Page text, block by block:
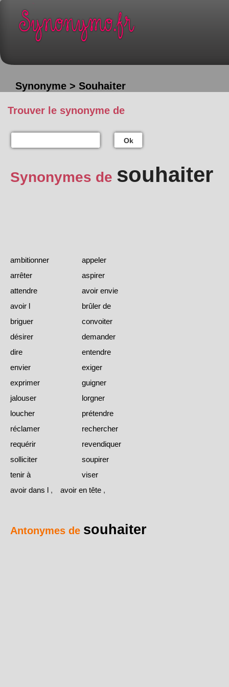
Synonyme > Souhaiter
Trouver le synonyme de
Ok
Synonymes de souhaiter
ambitionner
appeler
arrêter
aspirer
attendre
avoir envie
avoir l
brûler de
briguer
convoiter
désirer
demander
dire
entendre
envier
exiger
exprimer
guigner
jalouser
lorgner
loucher
prétendre
réclamer
rechercher
requérir
revendiquer
solliciter
soupirer
tenir à
viser
avoir dans l , avoir en tête ,
Antonymes de souhaiter